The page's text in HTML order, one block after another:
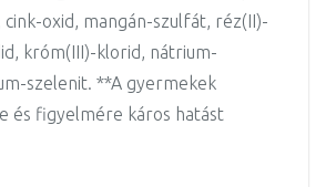
oxid, mangán-szulfát, réz(II)-
króm(III)-klorid, nátrium-
szelenit. **A gyermekek
és figyelmére káros hatást